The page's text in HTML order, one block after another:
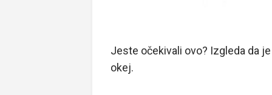
Jeste očekivali ovo? Izgleda da
okej.